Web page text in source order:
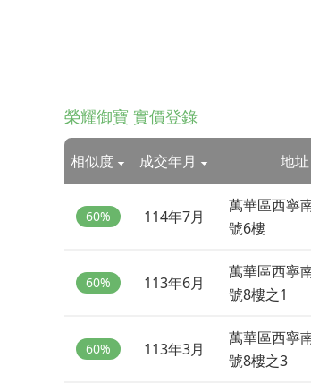
榮耀御寶 實價登錄
相似度 成交年月 地址
60% 114年7月
萬華區西寧
號6樓
60% 113年6月
萬華區西寧
號8樓之1
60% 113年3月
萬華區西寧
號8樓之3